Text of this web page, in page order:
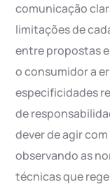
comunicação
limitações de
entre propostas
o consumidor a
especificidades
de
dever de agir
observando as
técnicas que